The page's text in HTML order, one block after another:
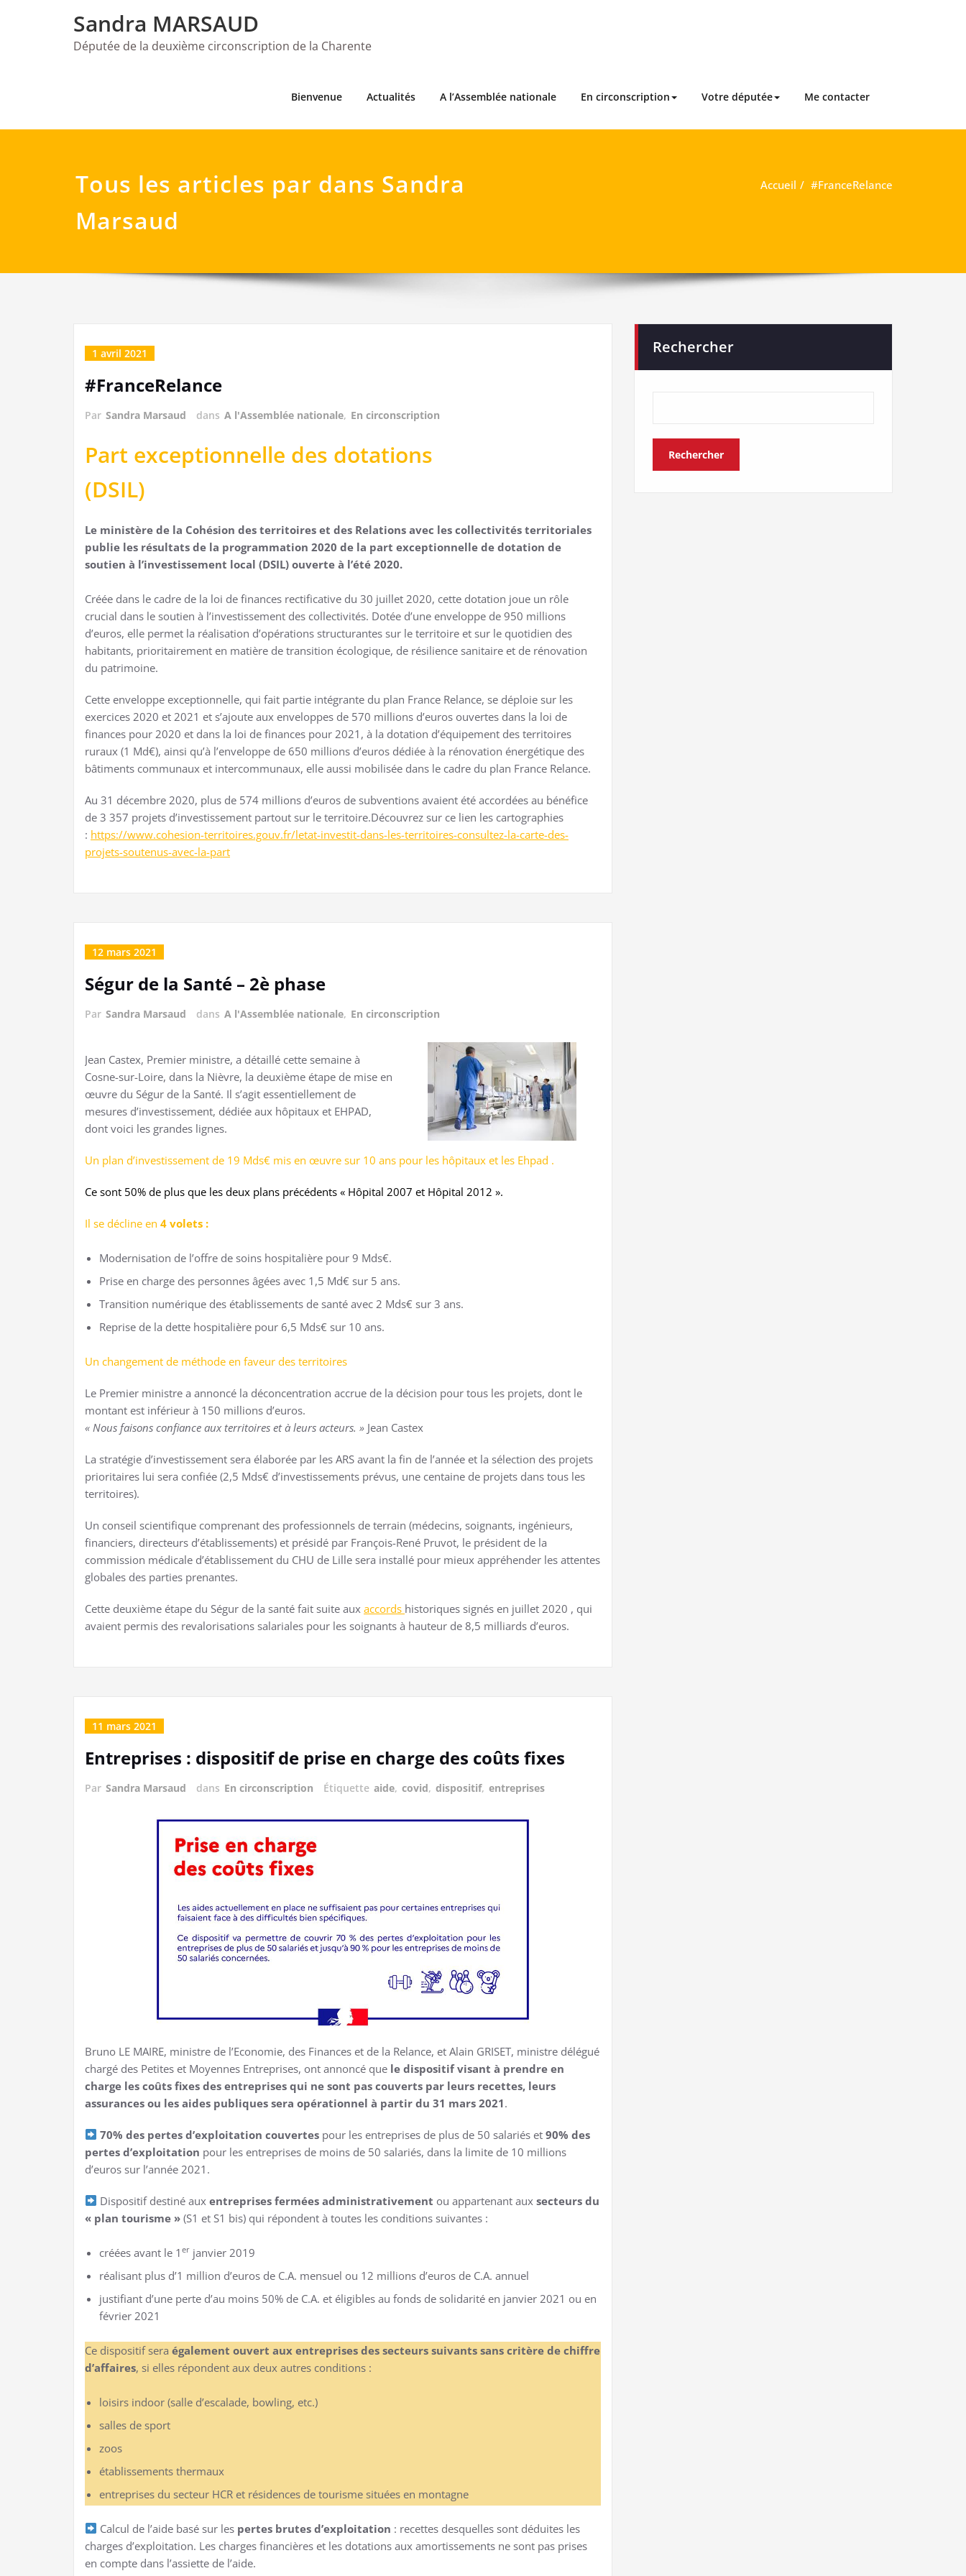
Sandra MARSAUD
Députée de la deuxième circonscription de la Charente
Bienvenue Actualités A l’Assemblée nationale En circonscription Votre députée Me contacter
Tous les articles par dans Sandra
Marsaud
Accueil #FranceRelance
1 avril 2021
#FranceRelance
Par Sandra Marsaud dans A l'Assemblée nationale, En circonscription
Part exceptionnelle des dotations
(DSIL)
Le ministère de la Cohésion des territoires et des Relations avec les collectivités territoriales
publie les résultats de la programmation 2020 de la part exceptionnelle de dotation de
soutien à l’investissement local (DSIL) ouverte à l’été 2020.
Créée dans le cadre de la loi de finances rectificative du 30 juillet 2020, cette dotation joue un rôle
crucial dans le soutien à l’investissement des collectivités. Dotée d’une enveloppe de 950 millions
d’euros, elle permet la réalisation d’opérations structurantes sur le territoire et sur le quotidien des
habitants, prioritairement en matière de transition écologique, de résilience sanitaire et de rénovation
du patrimoine.
Cette enveloppe exceptionnelle, qui fait partie intégrante du plan France Relance, se déploie sur les
exercices 2020 et 2021 et s’ajoute aux enveloppes de 570 millions d’euros ouvertes dans la loi de
finances pour 2020 et dans la loi de finances pour 2021, à la dotation d’équipement des territoires
ruraux (1 Md€), ainsi qu’à l’enveloppe de 650 millions d’euros dédiée à la rénovation énergétique des
bâtiments communaux et intercommunaux, elle aussi mobilisée dans le cadre du plan France Relance.
Au 31 décembre 2020, plus de 574 millions d’euros de subventions avaient été accordées au bénéfice
de 3 357 projets d’investissement partout sur le territoire.Découvrez sur ce lien les cartographies
: https://www.cohesion-territoires.gouv.fr/letat-investit-dans-les-territoires-consultez-la-carte-des-
projets-soutenus-avec-la-part
12 mars 2021
Ségur de la Santé – 2è phase
Par Sandra Marsaud dans A l'Assemblée nationale, En circonscription
Jean Castex, Premier ministre, a détaillé cette semaine à
Cosne-sur-Loire, dans la Nièvre, la deuxième étape de mise en
œuvre du Ségur de la Santé. Il s’agit essentiellement de
mesures d’investissement, dédiée aux hôpitaux et EHPAD,
dont voici les grandes lignes.
Un plan d’investissement de 19 Mds€ mis en œuvre sur 10 ans pour les hôpitaux et les Ehpad .
Ce sont 50% de plus que les deux plans précédents « Hôpital 2007 et Hôpital 2012 ».
Il se décline en 4 volets :
Modernisation de l’offre de soins hospitalière pour 9 Mds€.
Prise en charge des personnes âgées avec 1,5 Md€ sur 5 ans.
Transition numérique des établissements de santé avec 2 Mds€ sur 3 ans.
Reprise de la dette hospitalière pour 6,5 Mds€ sur 10 ans.
Un changement de méthode en faveur des territoires
Le Premier ministre a annoncé la déconcentration accrue de la décision pour tous les projets, dont le
montant est inférieur à 150 millions d’euros.
« Nous faisons confiance aux territoires et à leurs acteurs. » Jean Castex
La stratégie d’investissement sera élaborée par les ARS avant la fin de l’année et la sélection des projets
prioritaires lui sera confiée (2,5 Mds€ d’investissements prévus, une centaine de projets dans tous les
territoires).
Un conseil scientifique comprenant des professionnels de terrain (médecins, soignants, ingénieurs,
financiers, directeurs d’établissements) et présidé par François-René Pruvot, le président de la
commission médicale d’établissement du CHU de Lille sera installé pour mieux appréhender les attentes
globales des parties prenantes.
Cette deuxième étape du Ségur de la santé fait suite aux accords historiques signés en juillet 2020 , qui
avaient permis des revalorisations salariales pour les soignants à hauteur de 8,5 milliards d’euros.
11 mars 2021
Entreprises : dispositif de prise en charge des coûts fixes
Par Sandra Marsaud dans En circonscription Étiquette aide, covid, dispositif, entreprises
Bruno LE MAIRE, ministre de l’Economie, des Finances et de la Relance, et Alain GRISET, ministre délégué
chargé des Petites et Moyennes Entreprises, ont annoncé que le dispositif visant à prendre en
charge les coûts fixes des entreprises qui ne sont pas couverts par leurs recettes, leurs
assurances ou les aides publiques sera opérationnel à partir du 31 mars 2021.
70% des pertes d’exploitation couvertes pour les entreprises de plus de 50 salariés et90% des
pertes d’exploitation pour les entreprises de moins de 50 salariés, dans la limite de 10 millions
d’euros sur l’année 2021.
Dispositif destiné auxentreprises fermées administrativement ou appartenant auxsecteurs du
« plan tourisme » (S1 et S1 bis) qui répondent à toutes les conditions suivantes :
créées avant le 1 er janvier 2019
réalisant plus d’1 million d’euros de C.A. mensuel ou 12 millions d’euros de C.A. annuel
justifiant d’une perte d’au moins 50% de C.A. et éligibles au fonds de solidarité en janvier 2021 ou en
février 2021
Ce dispositif sera également ouvert aux entreprises des secteurs suivants sans critère de chiffre
d’affaires, si elles répondent aux deux autres conditions :
loisirs indoor (salle d’escalade, bowling, etc.)
salles de sport
zoos
établissements thermaux
entreprises du secteur HCR et résidences de tourisme situées en montagne
Calcul de l’aide basé sur les pertes brutes d’exploitation : recettes desquelles sont déduites les
charges d’exploitation. Les charges financières et les dotations aux amortissements ne sont pas prises
en compte dans l’assiette de l’aide.
Rechercher
Rechercher